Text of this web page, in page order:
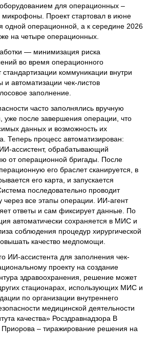
для операционных –
микрофоны. Проект стартовал в июне
одной операционной, а к середине 2026
на четыре операционных.
— минимизация риска
во время операционного
стандартизации коммуникации внутри
автоматизации чек-листов
заполнение.
часто заполнялись вручную
уже после завершения операции, что
данных и возможность их
Теперь процесс автоматизирован:
ассистент, обрабатывающий
от операционной бригады. После
его браслет сканируется, в
его карта, и запускается
последовательно проводит
через все этапы операции. ИИ-агент
ответы и сам фиксирует данные. По
автоматически сохраняется в МИС и
соблюдения процедур хирургической
качество медпомощи.
ИИ-ассистента для заполнения чек-
проекту на создание
здравоохранения, решение может
стационарах, использующих МИС и
по организации внутреннего
медицинской деятельности
качества» Росздравнадзора В
– тиражирование решения на